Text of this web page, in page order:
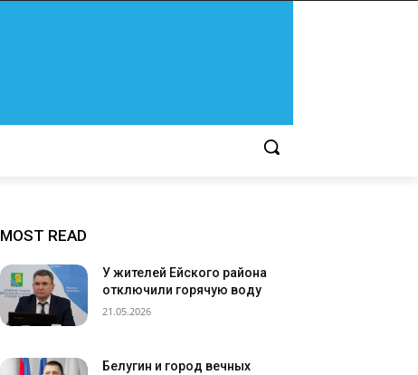
MOST READ
У жителей Ейского района
отключили горячую воду
21.05.2026
Белугин и город вечных